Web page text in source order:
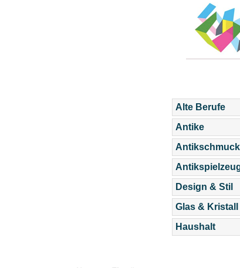
Alte Berufe
Antike
Antikschmuck
Design & Stil
Glas & Kristall
Haushalt